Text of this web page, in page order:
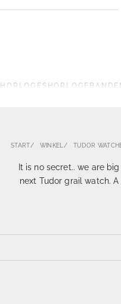
HORLOGES
START WINKEL TUDOR
It is no secret.. we are
next Tudor grail watch.